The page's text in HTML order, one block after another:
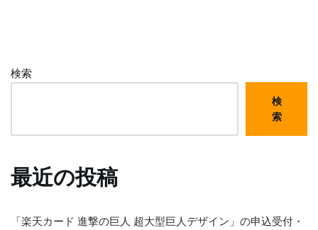
検索
検
索
最近の投稿
「楽天カード 進撃の巨人 超大型巨人デザイン」の申込受付・